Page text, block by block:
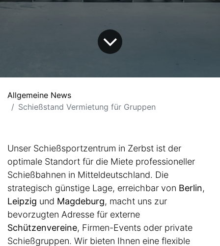
Allgemeine News
Schießstand Vermietung für Gruppen
Unser Schießsportzentrum in Zerbst ist der
optimale Standort für die Miete professioneller
Schießbahnen in Mitteldeutschland. Die
strategisch günstige Lage, erreichbar von Berlin,
Leipzig und Magdeburg, macht uns zur
bevorzugten Adresse für externe
Schützenvereine, Firmen-Events oder private
Schießgruppen. Wir bieten Ihnen eine flexible